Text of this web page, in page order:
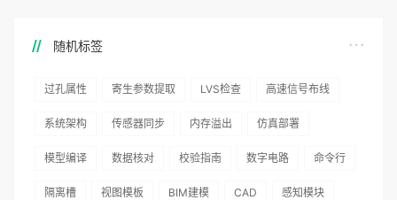
随机标签
过孔属性 寄生参数提取 LVS检查 高速信号布线
系统架构 传感器同步 内存溢出 仿真部署
模型编译 数据核对 校验指南 数字电路 命令行
隔离槽 视图模板 BIM建模 CAD 感知模块